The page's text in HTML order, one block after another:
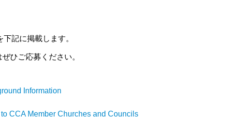
記に掲載します。
ひご応募ください。
Information
CCA Member Churches and Councils